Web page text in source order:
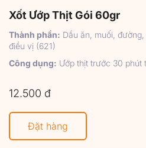
Xốt Ướp Thịt Gói 60gr
Thành phần: Dầu ăn, muối,
điều vị (621)
Công dụng: Ướp thịt trước 30 phút
12.500 đ
Đặt hàng